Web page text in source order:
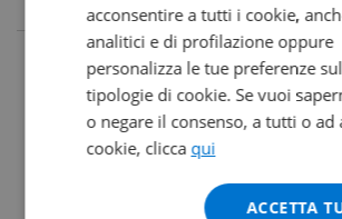
acconsentire a tutti i cookie,
analitici e di profilazione oppure
personalizza le tue preferenze
tipologie di cookie. Se vuoi
o negare il consenso, a tutti o ad
cookie, clicca qui
ACCETTA